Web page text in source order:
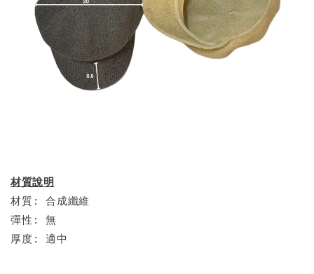
材質說明
材質: 合成纖維
彈性: 無
厚度: 適中